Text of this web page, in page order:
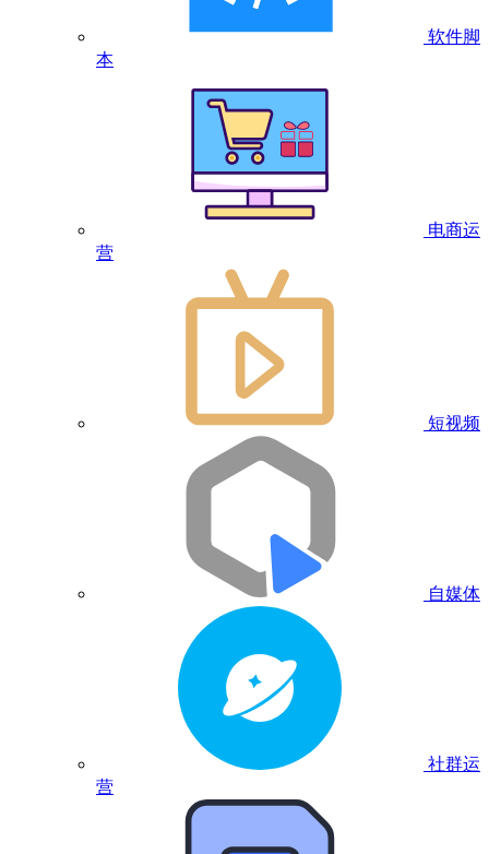
软件脚
本
电商运
营
短视频
自媒体
社群运
营